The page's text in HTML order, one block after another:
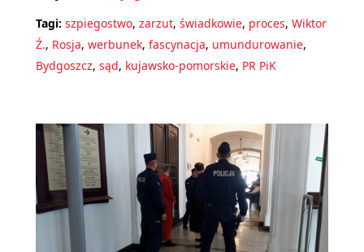
Tagi: szpiegostwo, zarzut, świadkowie, proces, Wiktor
Ź., Rosja, werbunek, fascynacja, umundurowanie,
Bydgoszcz, sąd, kujawsko-pomorskie, PR PiK